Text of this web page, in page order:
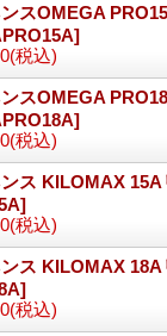
スOMEGA
(税込)
スOMEGA
(税込)
ス KILOMAX 15A
(税込)
ス KILOMAX 18A
(税込)